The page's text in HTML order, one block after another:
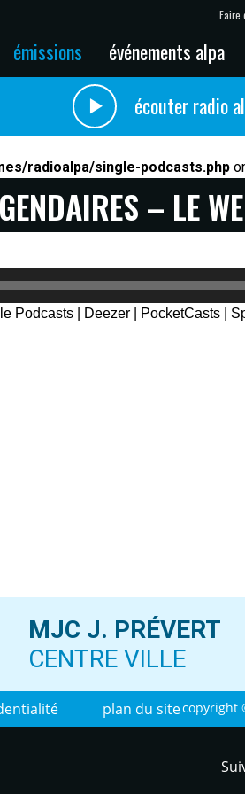
Faire
émissions événements alpa
écouter radio
radioalpa/single-podcasts.php
– LE
Podcasts Deezer PocketCasts
MJC J. PRÉVERT
CENTRE VILLE
plan du sitecopyright